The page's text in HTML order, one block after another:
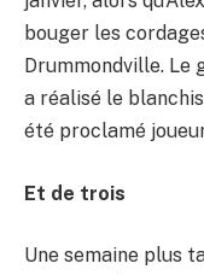
bouger les
Drummondville. Le
a réalisé le
été proclamé
Et de trois
Une semaine plus